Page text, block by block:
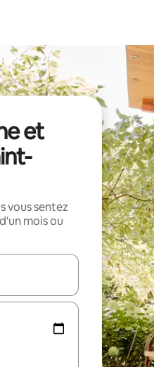
et
vous sentez
mois ou
les flèches vers le haut et